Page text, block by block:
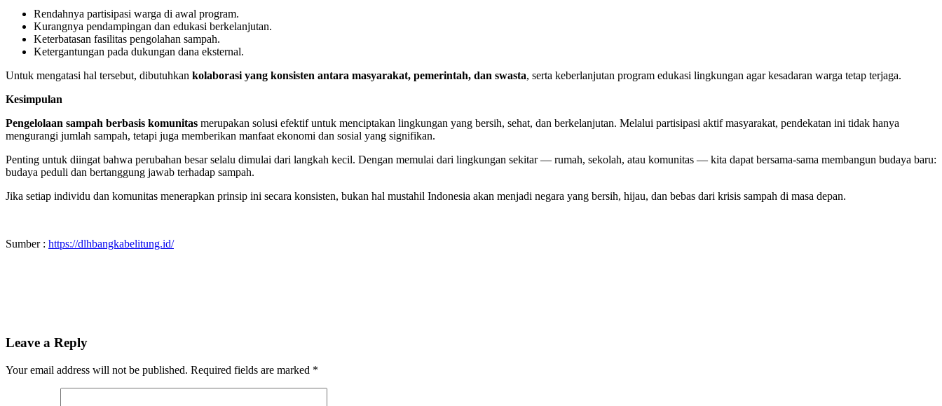
Rendahnya partisipasi warga di awal program.
Kurangnya pendampingan dan edukasi berkelanjutan.
Keterbatasan fasilitas pengolahan sampah.
Ketergantungan pada dukungan dana eksternal.
Untuk mengatasi hal tersebut, dibutuhkan kolaborasi yang konsisten antara masyarakat, pemerintah, dan swasta, serta keberlanjutan program edukasi lingkungan agar kesadaran warga tetap terjaga.
Kesimpulan
Pengelolaan sampah berbasis komunitas merupakan solusi efektif untuk menciptakan lingkungan yang bersih, sehat, dan berkelanjutan. Melalui partisipasi aktif masyarakat, pendekatan ini tidak hanya
mengurangi jumlah sampah, tetapi juga memberikan manfaat ekonomi dan sosial yang signifikan.
Penting untuk diingat bahwa perubahan besar selalu dimulai dari langkah kecil. Dengan memulai dari lingkungan sekitar — rumah, sekolah, atau komunitas — kita dapat bersama-sama membangun budaya baru:
budaya peduli dan bertanggung jawab terhadap sampah.
Jika setiap individu dan komunitas menerapkan prinsip ini secara konsisten, bukan hal mustahil Indonesia akan menjadi negara yang bersih, hijau, dan bebas dari krisis sampah di masa depan.
Sumber : https://dlhbangkabelitung.id/
Leave a Reply
Your email address will not be published. Required fields are marked *